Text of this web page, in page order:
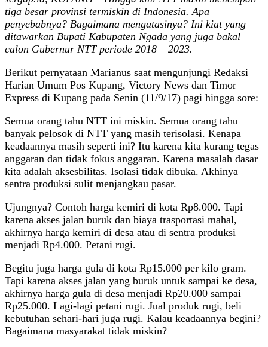
tiga besar provinsi termiskin di Indonesia. Apa
penyebabnya? Bagaimana mengatasinya? Ini kiat yang
ditawarkan Bupati Kabupaten Ngada yang juga bakal
calon Gubernur NTT periode 2018 – 2023.
Berikut pernyataan Marianus saat mengunjungi Redaksi
Harian Umum Pos Kupang, Victory News dan Timor
Express di Kupang pada Senin (11/9/17) pagi hingga sore:
Semua orang tahu NTT ini miskin. Semua orang tahu
banyak pelosok di NTT yang masih terisolasi. Kenapa
keadaannya masih seperti ini? Itu karena kita kurang tegas
anggaran dan tidak fokus anggaran. Karena masalah dasar
kita adalah aksesbilitas. Isolasi tidak dibuka. Akhinya
sentra produksi sulit menjangkau pasar.
Ujungnya? Contoh harga kemiri di kota Rp8.000. Tapi
karena akses jalan buruk dan biaya trasportasi mahal,
akhirnya harga kemiri di desa atau di sentra produksi
menjadi Rp4.000. Petani rugi.
Begitu juga harga gula di kota Rp15.000 per kilo gram.
Tapi karena akses jalan yang buruk untuk sampai ke desa,
akhirnya harga gula di desa menjadi Rp20.000 sampai
Rp25.000. Lagi-lagi petani rugi. Jual produk rugi, beli
kebutuhan sehari-hari juga rugi. Kalau keadaannya begini?
Bagaimana masyarakat tidak miskin?